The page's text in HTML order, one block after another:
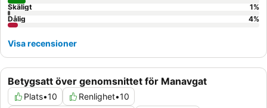
Betygsatt över genomsnittet för Manavgat
Plats•10 Renlighet•10
Skäligt
1%
Dålig
4%
Visa recensioner